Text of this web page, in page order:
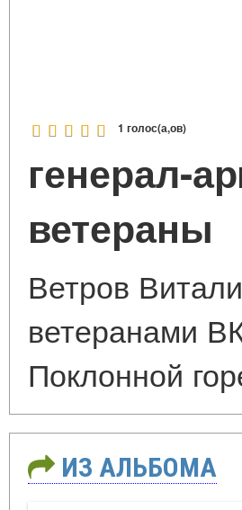
1 голос(а,ов)
генерал-
ветераны
Ветров
ветеранами
Поклонной
ИЗ АЛЬБОМА